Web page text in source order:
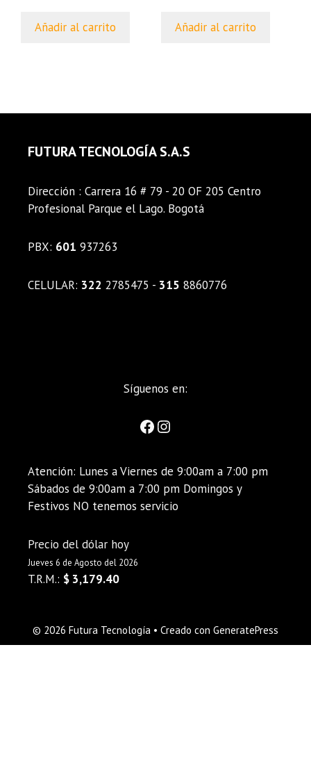
Añadir al carrito Añadir al carrito
FUTURA TECNOLOGÍA S.A.S
Dirección : Carrera 16 # 79 - 20 OF 205 Centro
Profesional Parque el Lago. Bogotá
PBX: 601 937263
CELULAR: 322 2785475 - 315 8860776
Síguenos en:
Atención: Lunes a Viernes de 9:00am a 7:00 pm
Sábados de 9:00am a 7:00 pm Domingos y
Festivos NO tenemos servicio
Precio del dólar hoy
Jueves 6 de Agosto del 2026
T.R.M.: $ 3,179.40
© 2026 Futura Tecnología • Creado con GeneratePress